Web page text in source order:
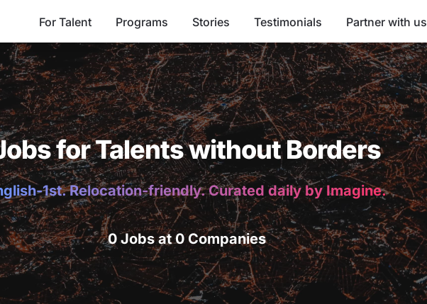
For Talent Programs Stories Testimonials Partner with us
for Talents without Borders
1st. Relocation-friendly. Curated daily by Imagine.
0 Jobs at 0 Companies